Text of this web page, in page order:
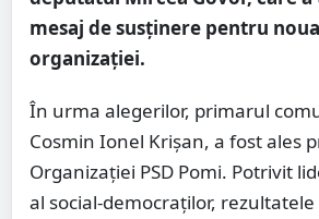
mesaj de susținere pentru
organizației.
În urma alegerilor, primarul
Cosmin Ionel Krișan, a fost ales
Organizației PSD Pomi. Potrivit
al social-democraților,